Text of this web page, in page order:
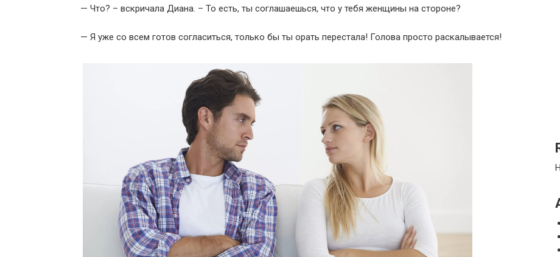
— Что? – вскричала Диана. – То есть, ты соглашаешься, что у тебя женщины на стороне?
— Я уже со всем готов согласиться, только бы ты орать перестала! Голова просто раскалывается!